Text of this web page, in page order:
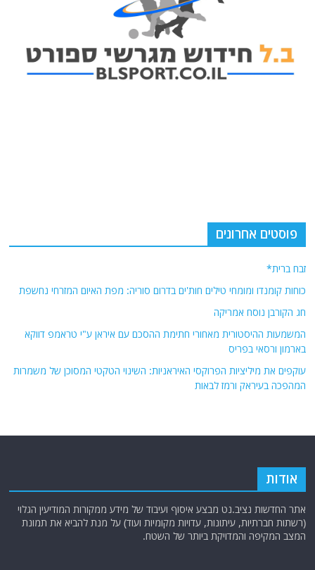
פוסטים אחרונים
זבח ברית*
כוחות קומנדו ומומחי טילים חות'ים בדרום סוריה: מפת האיום המזרחי נחשפת
חג הקורבן נוסח אמריקה
המשמעות ההיסטורית מאחורי חתימת ההסכם עם איראן ע"י טראמפ דווקא
בארמון ורסאי בפריס
עוקפים את מיליציות הפרוקסי האיראניות: השינוי הטקטי המסוכן של משמרות
המהפכה בעיראק ורמז לבאות
אודות
אתר החדשות נציב.נט מבצע איסוף ועיבוד של מידע ממקורות המודיעין הגלוי
(רשתות חברתיות, עיתונות, עדויות מקומיות ועוד) על מנת להביא את תמונת
המצב המקיפה והמדויקת ביותר של השטח.